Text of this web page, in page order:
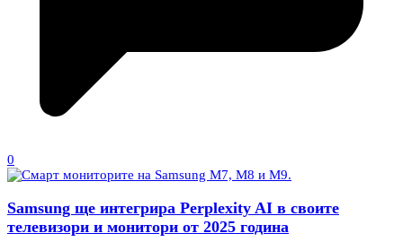
0
Samsung ще интегрира Perplexity AI в своите
телевизори и монитори от 2025 година